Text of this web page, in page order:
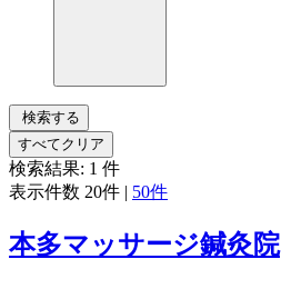
検索する
すべてクリア
検索結果: 1 件
表示件数 20件 | 50件
本多マッサージ鍼灸院